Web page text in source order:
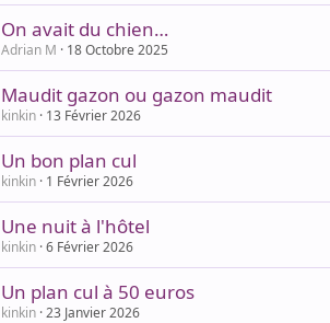
On avait du chien…
Adrian M 18 Octobre 2025
Maudit gazon ou gazon maudit
kinkin 13 Février 2026
Un bon plan cul
kinkin 1 Février 2026
Une nuit à l'hôtel
kinkin 6 Février 2026
Un plan cul à 50 euros
kinkin 23 Janvier 2026